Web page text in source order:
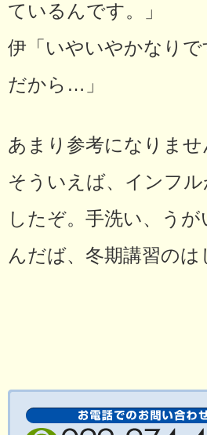
ているんです。」
伊「いやいやかなり
だから…」
あまり参考になりませ
そういえば、インフ
したぞ。手洗い、う
んだば、冬期講習の